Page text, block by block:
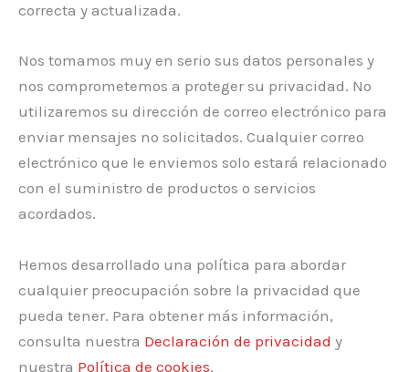
correcta y actualizada.
Nos tomamos muy en serio sus datos personales y
nos comprometemos a proteger su privacidad. No
utilizaremos su dirección de correo electrónico para
enviar mensajes no solicitados. Cualquier correo
electrónico que le enviemos solo estará relacionado
con el suministro de productos o servicios
acordados.
Hemos desarrollado una política para abordar
cualquier preocupación sobre la privacidad que
pueda tener. Para obtener más información,
consulta nuestra Declaración de privacidad y
nuestra Política de cookies.